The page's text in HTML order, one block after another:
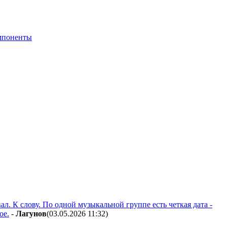
К слову. По одной музыкальной группе есть четкая дата -
- Лaгyнoв(03.05.2026 11:32)